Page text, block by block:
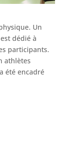
Un
dédié à
participants.
athlètes
été encadré